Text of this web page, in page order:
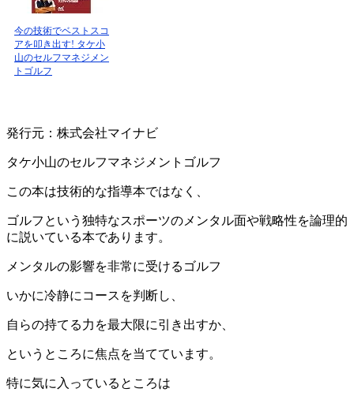
今の技術でベストスコ
アを叩き出す! タケ小
山のセルフマネジメン
トゴルフ
発行元：株式会社マイナビ
タケ小山のセルフマネジメントゴルフ
この本は技術的な指導本ではなく、
ゴルフという独特なスポーツのメンタル面や戦略性を論理的
に説いている本であります。
メンタルの影響を非常に受けるゴルフ
いかに冷静にコースを判断し、
自らの持てる力を最大限に引き出すか、
というところに焦点を当てています。
特に気に入っているところは